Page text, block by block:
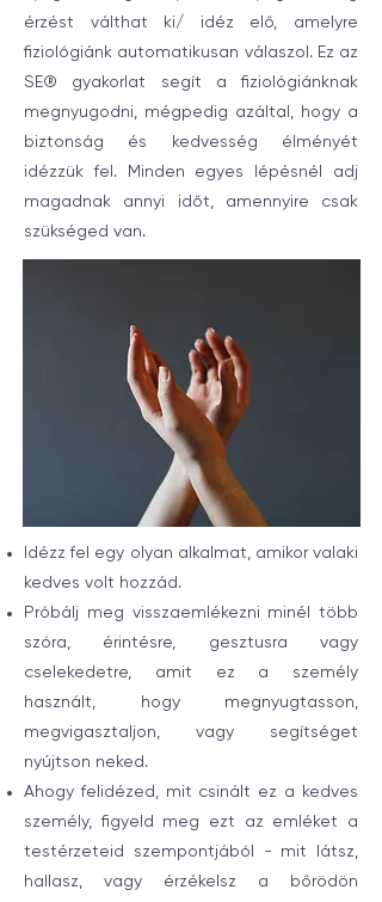
érzést válthat ki/ idéz elő, amelyre
fiziológiánk automatikusan válaszol. Ez az
SE® gyakorlat segít a fiziológiánknak
megnyugodni, mégpedig azáltal, hogy a
biztonság és kedvesség élményét
idézzük fel. Minden egyes lépésnél adj
magadnak annyi időt, amennyire csak
szükséged van.
Idézz fel egy olyan alkalmat, amikor valaki
kedves volt hozzád.
Próbálj meg visszaemlékezni minél több
szóra, érintésre, gesztusra vagy
cselekedetre, amit ez a személy
használt, hogy megnyugtasson,
megvigasztaljon, vagy segítséget
nyújtson neked.
Ahogy felidézed, mit csinált ez a kedves
személy, figyeld meg ezt az emléket a
testérzeteid szempontjából - mit látsz,
hallasz, vagy érzékelsz a bőrödön